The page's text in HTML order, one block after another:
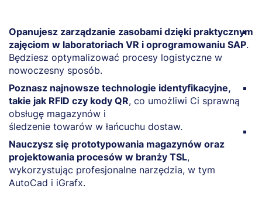
Opanujesz zarządzanie zasobami dzięki praktycznym
zajęciom w laboratoriach VR i oprogramowaniu SAP.
Będziesz optymalizować procesy logistyczne w
nowoczesny sposób.
Poznasz najnowsze technologie identyfikacyjne,
takie jak RFID czy kody QR, co umożliwi Ci sprawną
obsługę magazynów i
śledzenie towarów w łańcuchu dostaw.
Nauczysz się prototypowania magazynów oraz
projektowania procesów w branży TSL,
wykorzystując profesjonalne narzędzia, w tym
AutoCad i iGrafx.